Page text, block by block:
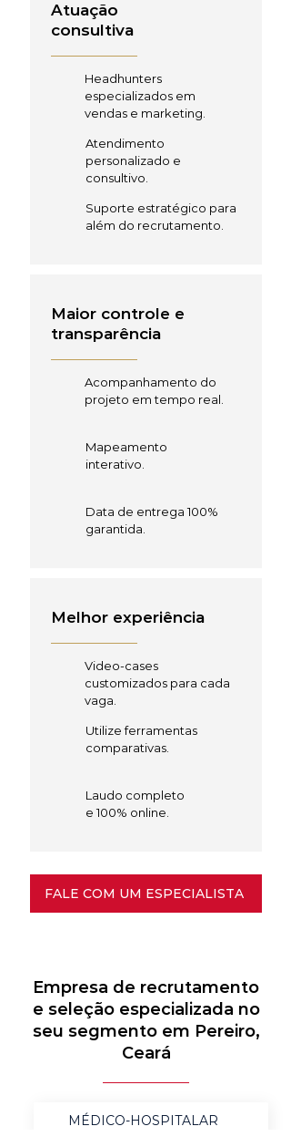
Atuação
consultiva
Headhunters
especializados em
vendas e marketing.
Atendimento
personalizado e
consultivo.
Suporte estratégico para
além do recrutamento.
Maior controle e
transparência
Acompanhamento do
projeto em tempo real.
Mapeamento
interativo.
Data de entrega 100%
garantida.
Melhor experiência
Video-cases
customizados para cada
vaga.
Utilize ferramentas
comparativas.
Laudo completo
e 100% online.
FALE COM UM ESPECIALISTA
Empresa de recrutamento
e seleção especializada no
seu segmento em Pereiro,
Ceará
MÉDICO-HOSPITALAR